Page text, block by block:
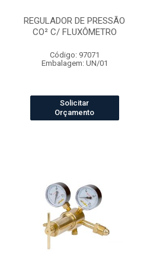
REGULADOR DE PRESSÃO
CO² C/ FLUXÔMETRO
Código: 97071
Embalagem: UN/01
Solicitar
Orçamento